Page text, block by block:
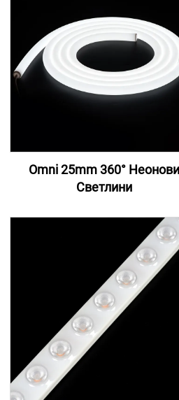
Omni 25mm 360° Неонови
Светлини